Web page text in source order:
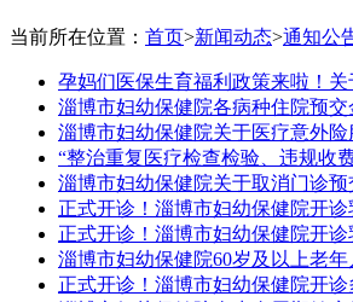
当前所在位置： 首页>新闻动态>通知公
孕妈们医保生育福利政策来啦！
淄博市妇幼保健院各病种住院预交
淄博市妇幼保健院关于医疗意外
“整治重复医疗检查检验、违规收
淄博市妇幼保健院关于取消门诊
正式开诊！淄博市妇幼保健院开
正式开诊！淄博市妇幼保健院开
淄博市妇幼保健院60岁及以上老
正式开诊！淄博市妇幼保健院开